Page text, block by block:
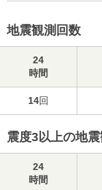
地震観測回数
24
時間
14回
震度3以上の地
24
時間